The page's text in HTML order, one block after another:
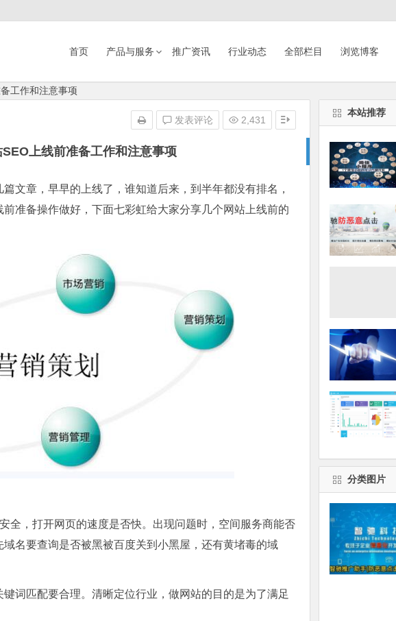
首页 产品与服务 推广资讯 行业动态 全部栏目 浏览博客
工作和注意事项
上线前准备工作和注意事项
发表评论 2,431
文章，早早的上线了，谁知道后来，到半年都没有排名，
准备操作做好，下面七彩虹给大家分享几个网站上线前的
全，打开网页的速度是否快。出现问题时，空间服务商能否
名要查询是否被黑被百度关到小黑屋，还有黄堵毒的域
词匹配要合理。清晰定位行业，做网站的目的是为了满足
本站推荐
分类图片